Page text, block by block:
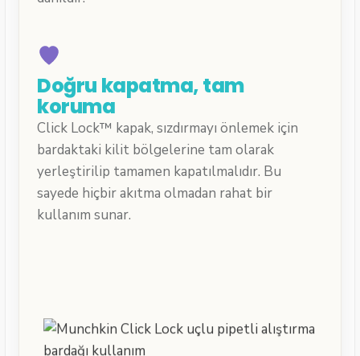
Doğru kapatma, tam
koruma
Click Lock™ kapak, sızdırmayı önlemek için
bardaktaki kilit bölgelerine tam olarak
yerleştirilip tamamen kapatılmalıdır. Bu
sayede hiçbir akıtma olmadan rahat bir
kullanım sunar.